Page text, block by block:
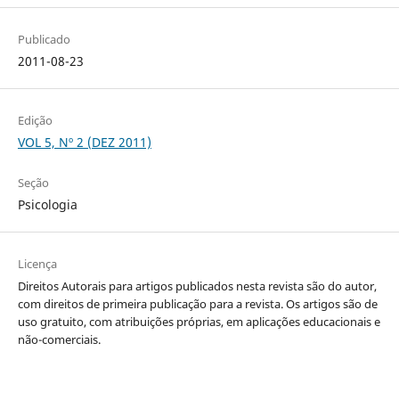
Publicado
2011-08-23
Edição
VOL 5, Nº 2 (DEZ 2011)
Seção
Psicologia
Licença
Direitos Autorais para artigos publicados nesta revista são do autor,
com direitos de primeira publicação para a revista. Os artigos são de
uso gratuito, com atribuições próprias, em aplicações educacionais e
não-comerciais.